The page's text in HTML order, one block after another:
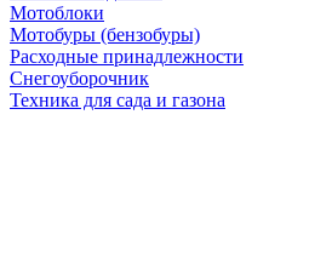
Мотоблоки
Мотобуры (бензобуры)
Расходные принадлежности
Снегоуборочник
Техника для сада и газона